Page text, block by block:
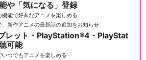
や「気になる」登録
能で好きなアニメを楽しめる
、新作アニメの最新話の追加をお知らせ
レット・PlayStation®4・PlayStat
可能
つでもアニメを楽しめる